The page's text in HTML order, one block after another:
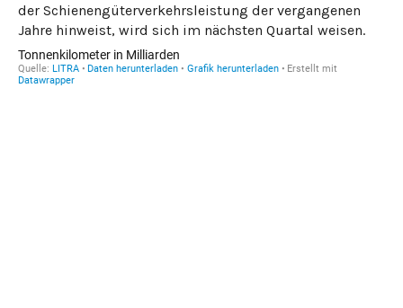
der Schienengüterverkehrsleistung der vergangenen
Jahre hinweist, wird sich im nächsten Quartal weisen.